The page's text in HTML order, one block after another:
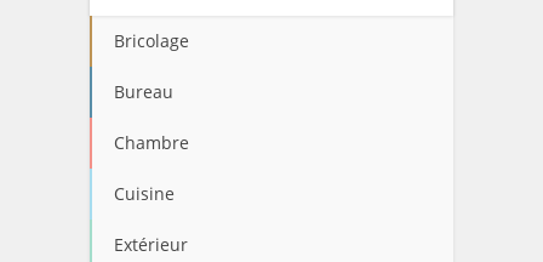
Bricolage
Bureau
Chambre
Cuisine
Extérieur